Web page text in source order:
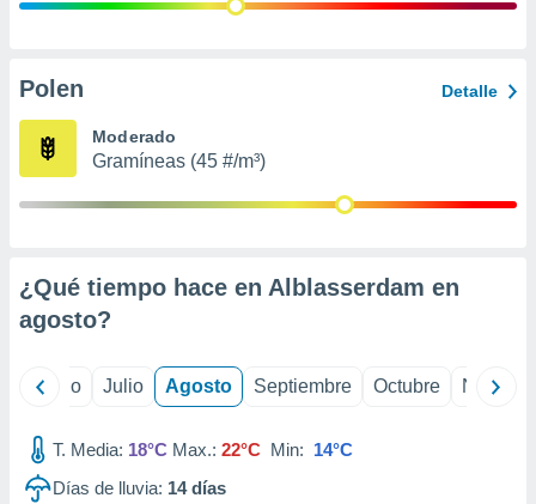
publicidad
de
Polen Detalle
Moderado
Gramíneas (45 #/m³)
¿Qué tiempo hace en Alblasserdam en
agosto?
Junio Julio Agosto Septiembre Octubre
T. Media: 18°C Max.: 22°C Min: 14°C
Días de lluvia: 14días